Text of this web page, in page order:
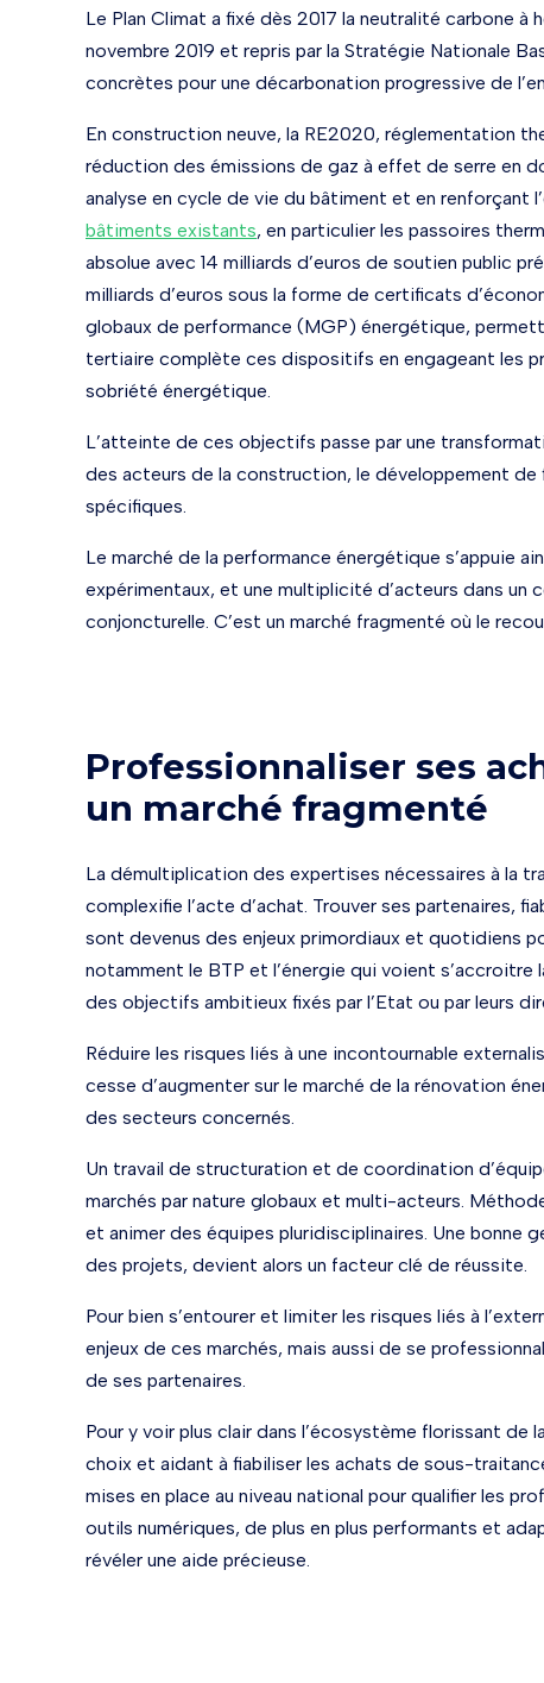
Le Plan Climat a fixé dès 2017 la neutralité carbone
novembre 2019 et repris par la Stratégie Nationale
concrètes pour une décarbonation progressive de
En construction neuve, la RE2020, réglementation
réduction des émissions de gaz à effet de serre en
analyse en cycle de vie du bâtiment et en renforçant
bâtiments existants, en particulier les passoires
absolue avec 14 milliards d’euros de soutien public
milliards d’euros sous la forme de certificats
globaux de performance (MGP) énergétique,
tertiaire complète ces dispositifs en engageant les
sobriété énergétique.
L’atteinte de ces objectifs passe par une
des acteurs de la construction, le développement de
spécifiques.
Le marché de la performance énergétique s’appuie
expérimentaux, et une multiplicité d’acteurs dans
conjoncturelle. C’est un marché fragmenté où le
Professionnaliser ses
un marché fragmenté
La démultiplication des expertises nécessaires à la
complexifie l’acte d’achat. Trouver ses partenaires,
sont devenus des enjeux primordiaux et quotidiens
notamment le BTP et l’énergie qui voient
des objectifs ambitieux fixés par l’Etat ou par leurs
Réduire les risques liés à une incontournable
cesse d’augmenter sur le marché de la rénovation
des secteurs concernés.
Un travail de structuration et de coordination
marchés par nature globaux et multi-acteurs.
et animer des équipes pluridisciplinaires. Une
des projets, devient alors un facteur clé de réussite.
Pour bien s’entourer et limiter les risques liés à
enjeux de ces marchés, mais aussi de se
de ses partenaires.
Pour y voir plus clair dans l’écosystème florissant
choix et aidant à fiabiliser les achats de sous-
mises en place au niveau national pour qualifier les
outils numériques, de plus en plus performants et
révéler une aide précieuse.